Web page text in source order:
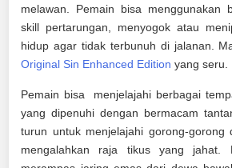
melawan. Pemain bisa menggunakan
skill pertarungan, menyogok atau
hidup agar tidak terbunuh di jalanan.
Original Sin Enhanced Edition yang seru.
Pemain bisa menjelajahi berbagai
yang dipenuhi dengan bermacam
turun untuk menjelajahi gorong-gorong
mengalahkan raja tikus yang jahat.